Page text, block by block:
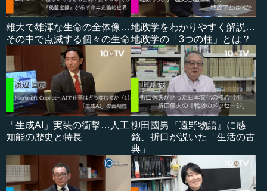
雄大で雄渾な生命の全体像…
その中で点滅する個々の生命
地政学をわかりやすく解説…
地政学の「3つの柱」とは？
「生成AI」実装の衝撃…人工
知能の歴史と特長
柳田國男『遠野物語』に感
銘、折口が説いた「生活の古
典」